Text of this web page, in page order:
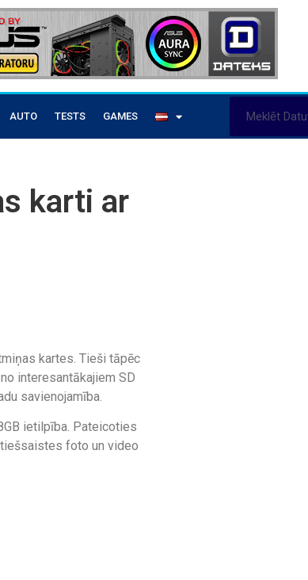
AUTO TESTS GAMES
karti ar
kartes. Tieši tāpēc
interesantākajiem SD
savienojamība.
ietilpība. Pateicoties
tiešsaistes foto un video